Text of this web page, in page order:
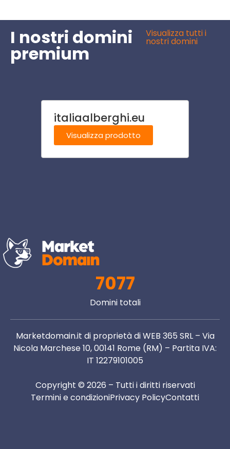
I nostri domini
premium
Visualizza tutti i
nostri domini
italiaalberghi.eu
Visualizza prodotto
7077
Domini totali
Marketdomain.it di proprietà di WEB 365 SRL – Via
Nicola Marchese 10, 00141 Rome (RM) – Partita IVA:
IT 12279101005
Copyright © 2026 – Tutti i diritti riservati
Termini e condizioniPrivacy PolicyContatti